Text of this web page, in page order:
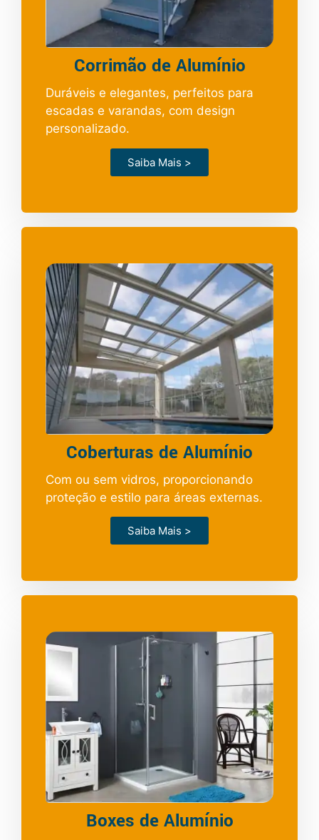
Corrimão de Alumínio
Duráveis e elegantes, perfeitos para
escadas e varandas, com design
personalizado.
Saiba Mais >
Coberturas de Alumínio
Com ou sem vidros, proporcionando
proteção e estilo para áreas externas.
Saiba Mais >
Boxes de Alumínio